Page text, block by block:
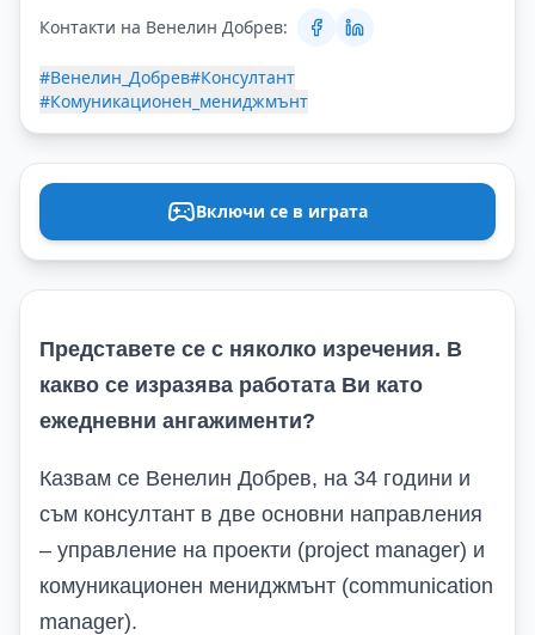
Контакти на Венелин Добрев:
#Венелин_Добрев#Консултант
#Комуникационен_мениджмънт
Включи се в играта
Представете се с няколко изречения. В
какво се изразява работата Ви като
ежедневни ангажименти?
Казвам се Венелин Добрев, на 34 години и
съм консултант в две основни направления
– управление на проекти (project manager) и
комуникационен мениджмънт (communication
manager).